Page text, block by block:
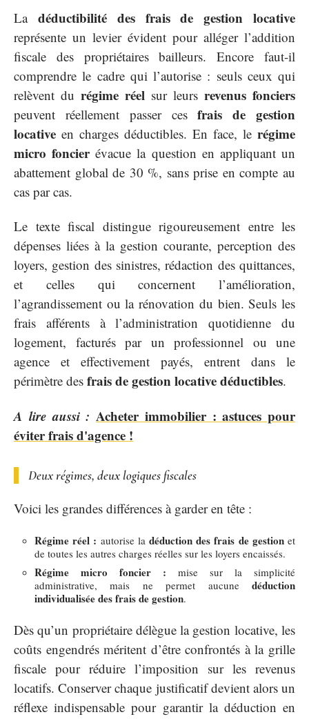
La déductibilité des frais de gestion locative
représente un levier évident pour alléger l’addition
fiscale des propriétaires bailleurs. Encore faut-il
comprendre le cadre qui l’autorise : seuls ceux qui
relèvent du régime réel sur leurs revenus fonciers
peuvent réellement passer cesfrais de gestion
locative en charges déductibles. En face, le régime
micro foncierévacue la question en appliquant un
abattement global de 30 %, sans prise en compte au
cas par cas.
Le texte fiscal distingue rigoureusement entre les
dépenses liées à la gestion courante, perception des
loyers, gestion des sinistres, rédaction des quittances,
et celles qui concernent l’amélioration,
l’agrandissement ou la rénovation du bien. Seuls les
frais afférents à l’administration quotidienne du
logement, facturés par un professionnel ou une
agence et effectivement payés, entrent dans le
périmètre des frais de gestion locative déductibles.
A lire aussi : Acheter immobilier : astuces pour
éviter frais d'agence !
Deux régimes, deux logiques fiscales
Voici les grandes différences à garder en tête :
Régime réel : autorise ladéduction des frais de gestionet
de toutes les autres charges réelles sur les loyers encaissés.
Régime micro foncier : mise sur la simplicité
administrative, mais ne permet aucune déduction
individualisée des frais de gestion.
Dès qu’un propriétaire délègue la gestion locative, les
coûts engendrés méritent d’être confrontés à la grille
fiscale pour réduire l’imposition sur les revenus
locatifs. Conserver chaque justificatif devient alors un
réflexe indispensable pour garantir la déduction en